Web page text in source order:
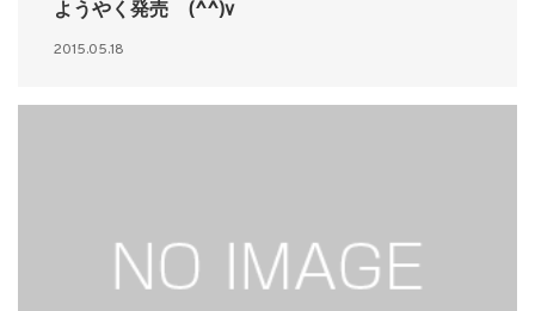
ようやく発売 (^^)v
2015.05.18